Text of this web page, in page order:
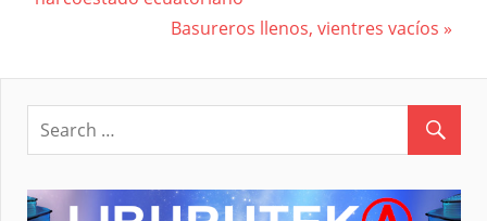
entradas
Next
Basureros llenos, vientres vacíos